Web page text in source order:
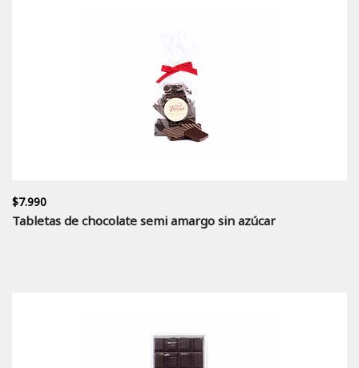
$7.990
Tabletas de chocolate semi amargo sin azúcar